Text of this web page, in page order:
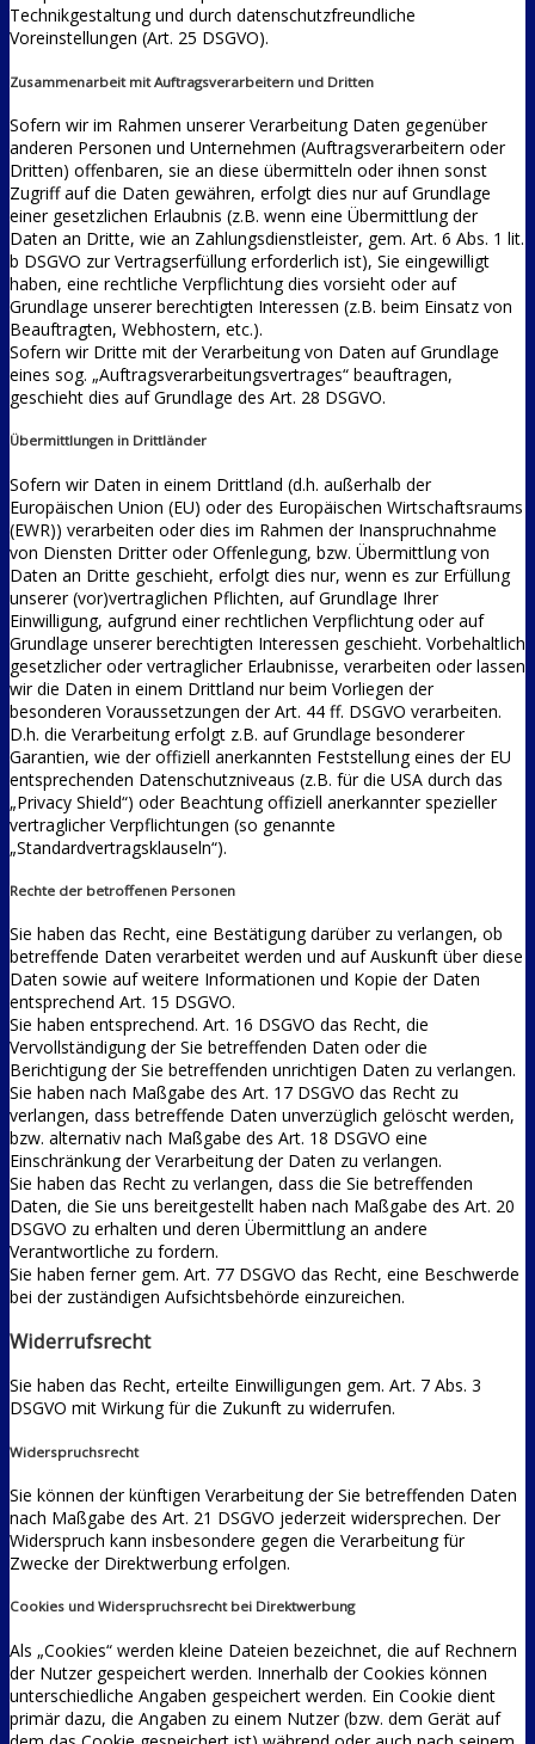
Technikgestaltung und durch datenschutzfreundliche
Voreinstellungen (Art. 25 DSGVO).
Zusammenarbeit mit Auftragsverarbeitern und Dritten
Sofern wir im Rahmen unserer Verarbeitung Daten gegenüber
anderen Personen und Unternehmen (Auftragsverarbeitern oder
Dritten) offenbaren, sie an diese übermitteln oder ihnen sonst
Zugriff auf die Daten gewähren, erfolgt dies nur auf Grundlage
einer gesetzlichen Erlaubnis (z.B. wenn eine Übermittlung der
Daten an Dritte, wie an Zahlungsdienstleister, gem. Art. 6 Abs. 1 lit.
b DSGVO zur Vertragserfüllung erforderlich ist), Sie eingewilligt
haben, eine rechtliche Verpflichtung dies vorsieht oder auf
Grundlage unserer berechtigten Interessen (z.B. beim Einsatz von
Beauftragten, Webhostern, etc.).
Sofern wir Dritte mit der Verarbeitung von Daten auf Grundlage
eines sog. „Auftragsverarbeitungsvertrages“ beauftragen,
geschieht dies auf Grundlage des Art. 28 DSGVO.
Übermittlungen in Drittländer
Sofern wir Daten in einem Drittland (d.h. außerhalb der
Europäischen Union (EU) oder des Europäischen Wirtschaftsraums
(EWR)) verarbeiten oder dies im Rahmen der Inanspruchnahme
von Diensten Dritter oder Offenlegung, bzw. Übermittlung von
Daten an Dritte geschieht, erfolgt dies nur, wenn es zur Erfüllung
unserer (vor)vertraglichen Pflichten, auf Grundlage Ihrer
Einwilligung, aufgrund einer rechtlichen Verpflichtung oder auf
Grundlage unserer berechtigten Interessen geschieht. Vorbehaltlich
gesetzlicher oder vertraglicher Erlaubnisse, verarbeiten oder lassen
wir die Daten in einem Drittland nur beim Vorliegen der
besonderen Voraussetzungen der Art. 44 ff. DSGVO verarbeiten.
D.h. die Verarbeitung erfolgt z.B. auf Grundlage besonderer
Garantien, wie der offiziell anerkannten Feststellung eines der EU
entsprechenden Datenschutzniveaus (z.B. für die USA durch das
„Privacy Shield“) oder Beachtung offiziell anerkannter spezieller
vertraglicher Verpflichtungen (so genannte
„Standardvertragsklauseln“).
Rechte der betroffenen Personen
Sie haben das Recht, eine Bestätigung darüber zu verlangen, ob
betreffende Daten verarbeitet werden und auf Auskunft über diese
Daten sowie auf weitere Informationen und Kopie der Daten
entsprechend Art. 15 DSGVO.
Sie haben entsprechend. Art. 16 DSGVO das Recht, die
Vervollständigung der Sie betreffenden Daten oder die
Berichtigung der Sie betreffenden unrichtigen Daten zu verlangen.
Sie haben nach Maßgabe des Art. 17 DSGVO das Recht zu
verlangen, dass betreffende Daten unverzüglich gelöscht werden,
bzw. alternativ nach Maßgabe des Art. 18 DSGVO eine
Einschränkung der Verarbeitung der Daten zu verlangen.
Sie haben das Recht zu verlangen, dass die Sie betreffenden
Daten, die Sie uns bereitgestellt haben nach Maßgabe des Art. 20
DSGVO zu erhalten und deren Übermittlung an andere
Verantwortliche zu fordern.
Sie haben ferner gem. Art. 77 DSGVO das Recht, eine Beschwerde
bei der zuständigen Aufsichtsbehörde einzureichen.
Widerrufsrecht
Sie haben das Recht, erteilte Einwilligungen gem. Art. 7 Abs. 3
DSGVO mit Wirkung für die Zukunft zu widerrufen.
Widerspruchsrecht
Sie können der künftigen Verarbeitung der Sie betreffenden Daten
nach Maßgabe des Art. 21 DSGVO jederzeit widersprechen. Der
Widerspruch kann insbesondere gegen die Verarbeitung für
Zwecke der Direktwerbung erfolgen.
Cookies und Widerspruchsrecht bei Direktwerbung
Als „Cookies“ werden kleine Dateien bezeichnet, die auf Rechnern
der Nutzer gespeichert werden. Innerhalb der Cookies können
unterschiedliche Angaben gespeichert werden. Ein Cookie dient
primär dazu, die Angaben zu einem Nutzer (bzw. dem Gerät auf